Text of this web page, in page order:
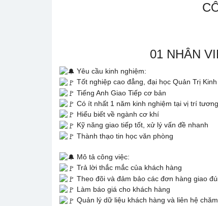
01 NHÂN
Yêu cầu kinh nghiệm:
Tốt nghiệp cao đẳng, đại học Quản Trị
Tiếng Anh Giao Tiếp cơ bản
Có ít nhất 1 năm kinh nghiệm tại vị trí
Hiểu biết về ngành cơ khí
Kỹ năng giao tiếp tốt, xử lý vấn đề nhanh
Thành thạo tin học văn phòng
Mô tả công việc:
Trả lời thắc mắc của khách hàng
Theo đõi và đảm bảo các đơn hàng giao
Làm báo giá cho khách hàng
Quản lý dữ liệu khách hàng và liên hệ